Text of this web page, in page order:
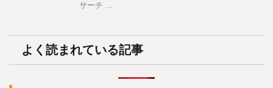
サーチ ...
よく読まれている記事